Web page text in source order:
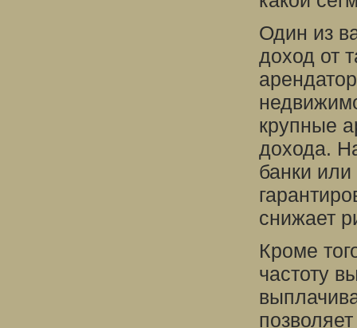
Один из
доход от
крупные
дохода.
банки
снижает
Кроме
частоту